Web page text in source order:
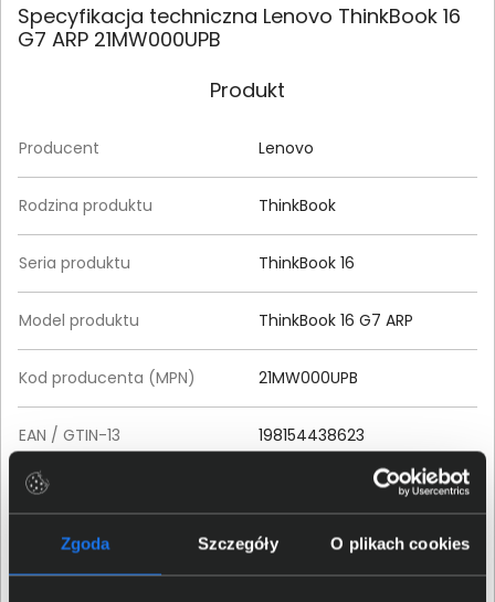
Zgoda Szczegóły O plikach cookies
Specyfikacja techniczna Lenovo ThinkBook 16
G7 ARP 21MW000UPB
Produkt
Producent Lenovo
Rodzina produktu ThinkBook
Seria produktu ThinkBook 16
Model produktu ThinkBook 16 G7 ARP
Kod producenta (MPN) 21MW000UPB
EAN / GTIN-13 198154438623
Klasa produktu
Przeznaczenie Biznes